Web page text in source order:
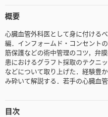
概要
心臓血管外科医として身に付ける
編．インフォームド・コンセント
筋保護などの術中管理のコツ，弁
患におけるグラフト採取のテクニ
などについて取り上げた．経験豊
み砕いて解説する．若手の心臓血管
目次